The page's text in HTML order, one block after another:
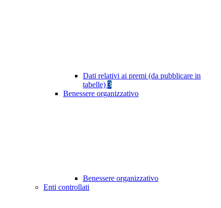
Dati relativi ai premi (da pubblicare in
tabelle) 3
Benessere organizzativo
Benessere organizzativo
Enti controllati